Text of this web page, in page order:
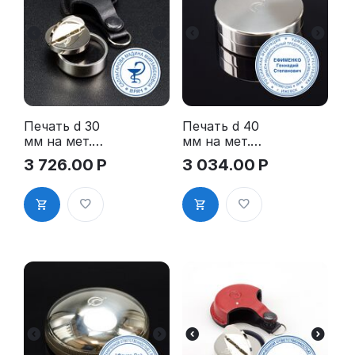
Печать d 30
мм на мет.
Осн.
"КОМПАКТ"
(с
подушкой) в
черном кож.
3 726.00 Р
Печать d 40
мм на мет.
Осн.
"ДИСКО" (с
подушкой)
OL-21 040 D"
3 034.00 Р